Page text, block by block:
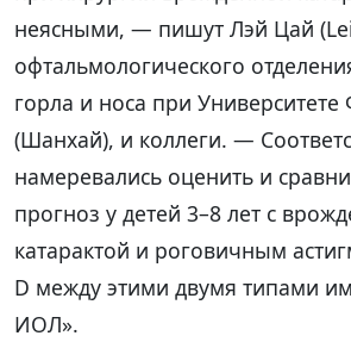
неясными, — пишут Лэй Цай (Lei
офтальмологического
горла и носа при Университете
(Шанхай), и коллеги. —
намеревались оценить и
прогноз у детей 3–8 лет с
катарактой и роговичным
D между этими двумя типами
ИОЛ».